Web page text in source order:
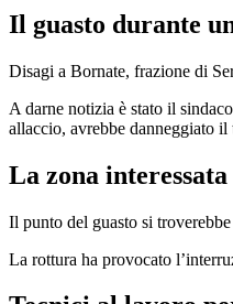
Il guasto durante
Disagi a Bornate, frazione di
A darne notizia è stato il sindaco
allaccio, avrebbe danneggiato il
La zona interessata
Il punto del guasto si
La rottura ha provocato